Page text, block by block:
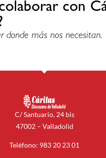
con
donde más nos necesitan.
C/ Santuario, 24 bis
47002 – Valladolid
Teléfono: 983 20 23 01